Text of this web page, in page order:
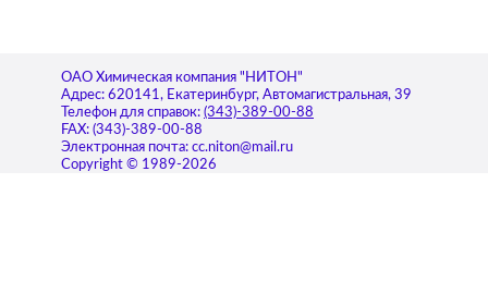
ОАО Химическая компания "НИТОН"
Адрес: 620141, Екатеринбург, Автомагистральная, 39
Телефон для справок: (343)-389-00-88
FAX: (343)-389-00-88
Электронная почта: cc.niton@mail.ru
Copyright © 1989-2026